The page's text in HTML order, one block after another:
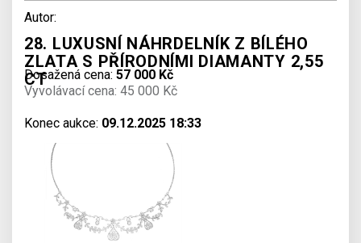
Autor:
28. LUXUSNÍ NÁHRDELNÍK Z BÍLÉHO
ZLATA S PŘÍRODNÍMI DIAMANTY 2,55
CT
Dosažená cena: 57 000 Kč
Vyvolávací cena: 45 000 Kč
Konec aukce: 09.12.2025 18:33